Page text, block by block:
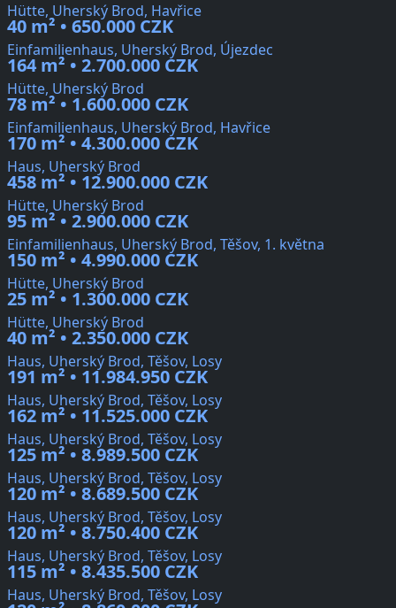
Hütte, Uherský Brod, Havřice
40 m² • 650.000 CZK
Einfamilienhaus, Uherský Brod, Újezdec
164 m² • 2.700.000 CZK
Hütte, Uherský Brod
78 m² • 1.600.000 CZK
Einfamilienhaus, Uherský Brod, Havřice
170 m² • 4.300.000 CZK
Haus, Uherský Brod
458 m² • 12.900.000 CZK
Hütte, Uherský Brod
95 m² • 2.900.000 CZK
Einfamilienhaus, Uherský Brod, Těšov, 1. května
150 m² • 4.990.000 CZK
Hütte, Uherský Brod
25 m² • 1.300.000 CZK
Hütte, Uherský Brod
40 m² • 2.350.000 CZK
Haus, Uherský Brod, Těšov, Losy
191 m² • 11.984.950 CZK
Haus, Uherský Brod, Těšov, Losy
162 m² • 11.525.000 CZK
Haus, Uherský Brod, Těšov, Losy
125 m² • 8.989.500 CZK
Haus, Uherský Brod, Těšov, Losy
120 m² • 8.689.500 CZK
Haus, Uherský Brod, Těšov, Losy
120 m² • 8.750.400 CZK
Haus, Uherský Brod, Těšov, Losy
115 m² • 8.435.500 CZK
Haus, Uherský Brod, Těšov, Losy